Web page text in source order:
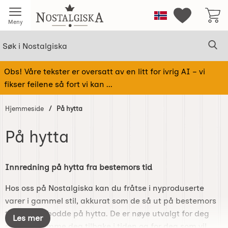
Meny Startsiden for NostalgiskaNorge Mine
Obs! Våre tekster er oversatt av en litt for ivrig AI – vi
fikser feilene så fort vi kan ...
Hjemmeside På hytta
På hytta
til
Les mer
Innredning på hytta fra bestemors tid
Hos oss på Nostalgiska kan du fråtse i nyproduserte
varer i gammel stil, akkurat som de så ut på bestemors
tid da hun bodde på hytta. De er nøye utvalgt for deg